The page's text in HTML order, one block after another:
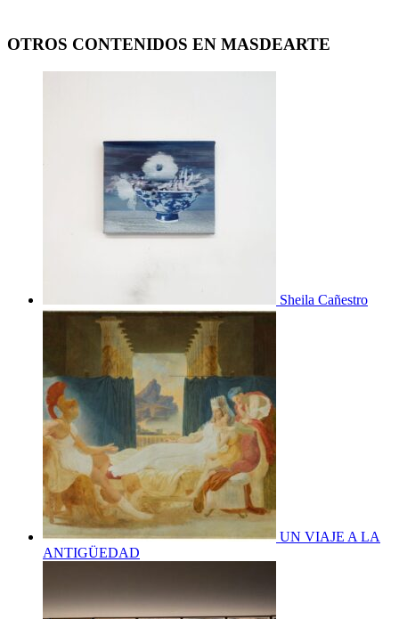
OTROS CONTENIDOS EN MASDEARTE
Sheila Cañestro
UN VIAJE A LA
ANTIGÜEDAD